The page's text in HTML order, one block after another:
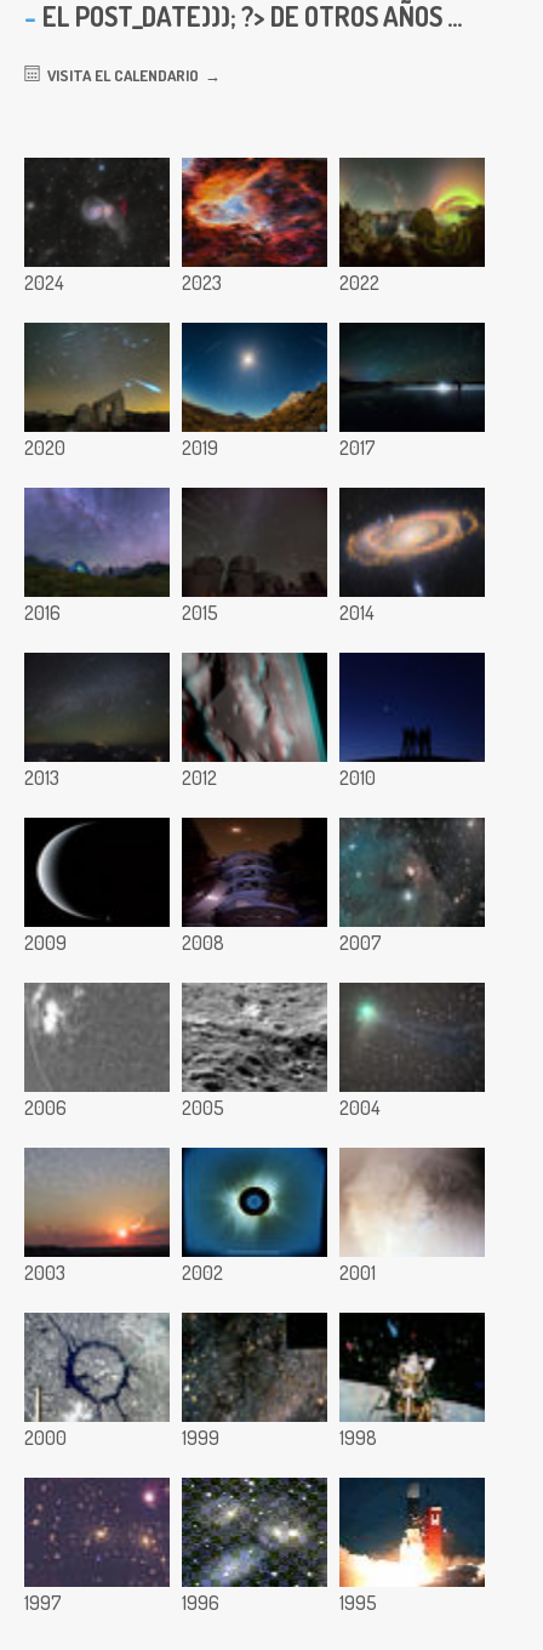
EL POST_DATE))); ?> DE OTROS AÑOS ...
VISITA EL CALENDARIO
2024 2023 2022
2020 2019 2017
2016 2015 2014
2013 2012 2010
2009 2008 2007
2006 2005 2004
2003 2002 2001
2000 1999 1998
1997 1996 1995